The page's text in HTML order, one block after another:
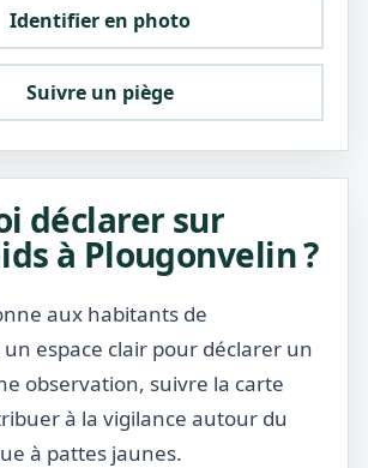
Identifier en photo
Suivre un piège
déclarer sur
à Plougonvelin ?
aux habitants de
espace clair pour déclarer un
observation, suivre la carte
à la vigilance autour du
à pattes jaunes.